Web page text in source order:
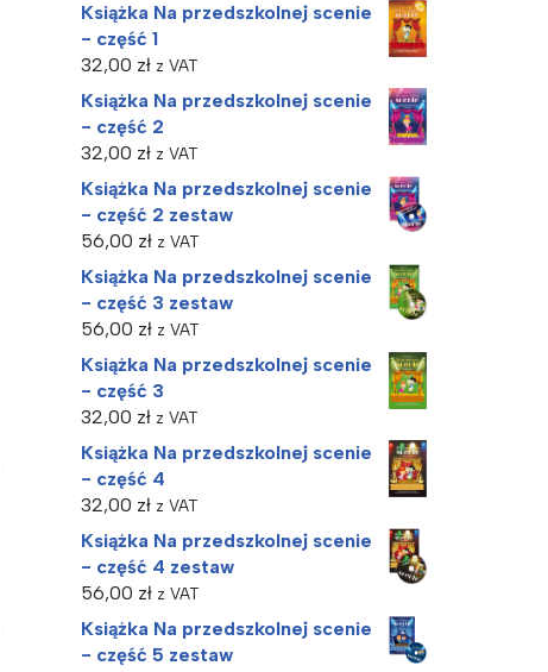
Książka Na przedszkolnej scenie
- część 1
32,00 zł z VAT
Książka Na przedszkolnej scenie
- część 2
32,00 zł z VAT
Książka Na przedszkolnej scenie
- część 2 zestaw
56,00 zł z VAT
Książka Na przedszkolnej scenie
- część 3 zestaw
56,00 zł z VAT
Książka Na przedszkolnej scenie
- część 3
32,00 zł z VAT
Książka Na przedszkolnej scenie
- część 4
32,00 zł z VAT
Książka Na przedszkolnej scenie
- część 4 zestaw
56,00 zł z VAT
Książka Na przedszkolnej scenie
- część 5 zestaw